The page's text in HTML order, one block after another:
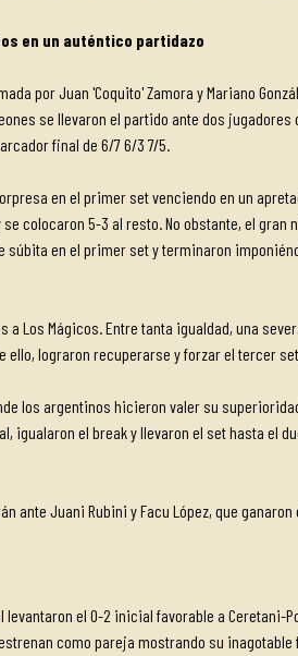
en un auténtico partidazo
por Juan 'Coquito' Zamora y Mariano
se llevaron el partido ante dos jugadores
final de 6/7 6/3 7/5.
en el primer set venciendo en un
colocaron 5-3 al resto. No obstante, el gran
en el primer set y terminaron
Los Mágicos. Entre tanta igualdad, una
ello, lograron recuperarse y forzar el tercer
los argentinos hicieron valer su
igualaron el break y llevaron el set hasta el
ante Juani Rubini y Facu López, que
el 0-2 inicial favorable a Ceretani-
como pareja mostrando su